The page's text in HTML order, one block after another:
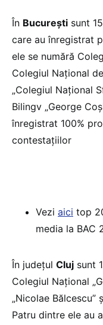
În București sunt
care au înregistrat
ele se numără
Colegiul Național
„Colegiul Național
Bilingv „George
înregistrat 100%
contestațiilor
Vezi aici top
media la BAC
În județul Cluj sunt
Colegiul Național
„Nicolae Bălcescu”
Patru dintre ele au